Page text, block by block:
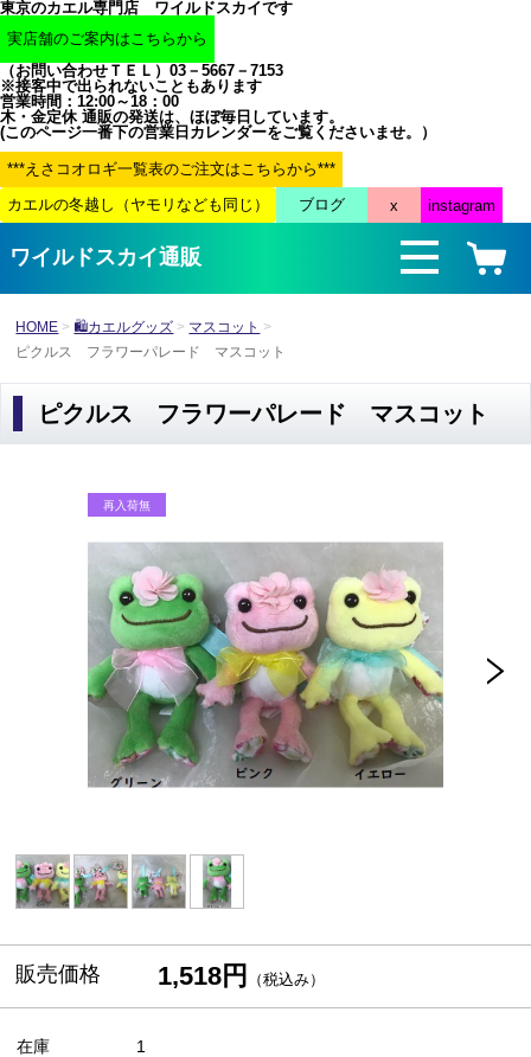
東京のカエル専門店 ワイルドスカイです
（お問い合わせＴＥＬ）03－5667－7153
※接客中で出られないこともあります
営業時間：12:00～18：00
木・金定休 通販の発送は、ほぼ毎日しています。
(このページ一番下の営業日カレンダーをご覧くださいませ。）
ワイルドスカイ通販
HOME 🛍カエルグッズ
マスコット
ピクルス フラワーパレード マスコット
ピクルス フラワーパレード マスコット
販売価格 1,518円 （税込み）
在庫 1